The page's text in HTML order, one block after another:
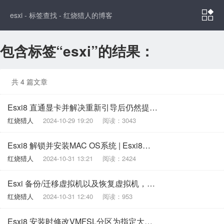
esxi - 标签查找 - 红烧猎人的博客 
包含标签“esxi”的结果：
共 4 篇文章
Esxi8 直通显卡并解决重新引导后仍然提示“已启用 / 需要重新引导”
红烧猎人 2024-10-29 19:20 阅读：3043
Esxi8 解锁并安装MAC OS系统 | Esxi8安装苹果系统
红烧猎人 2024-10-31 13:21 阅读：2424
Esxi 备份/迁移虚拟机以及恢复虚拟机，在windows下使用
红烧猎人 2024-10-31 12:40 阅读：953
Esxi8 安装时修改VMFSL分区为指定大小，解决默认安装占用太多的空间